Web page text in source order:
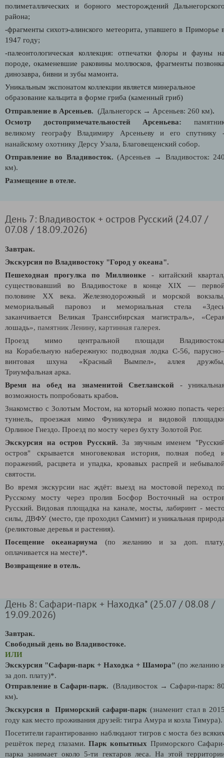
полиметаллических и борного месторождений
района;
-фрагменты сихотэ-алинского метеорита, упавшего в Приморье
1947 году;
-палеонтологическая коллекция: отпечатки флоры и фауны
породе, окаменевшие раковины моллюсков, фрагменты
динозавра, бивни и зубы мамонта.
Уникальным экспонатом коллекции является минеральное
образование кальцита в форме гриба (каменный гриб)
Отправление в Арсеньев. (Дальнегорск → Арсеньев: 260 км).
Осмотр достопримечательностей Арсеньева:
великому географу Владимиру Арсеньеву и его спутнику
нанайскому охотнику Дерсу Узала, Благовещенский собор.
Отправление во Владивосток. (Арсеньев →
Владивосток:
км).
Размещение в отеле.
День 7: Владивосток + остров Русский (24.07 /
07.08 / 18.09.2026)
Завтрак.
Экскурсия по Владивостоку "Город у океана".
Пешеходная прогулка по Миллионке
-китайский
существовавший во Владивостоке в конце XIX —
половине XX века. Железнодорожный и морской
мемориальный паровоз и мемориальная стела
заканчивается Великая Транссибирская магистраль», «
лошадь», памятник Ленину, картинная галерея.
Проезд мимо центральной площади
на Корабельную набережную: подводная лодка С-56,
винтовая шхуна «Красный Вымпел», аллея
Триумфальная арка.
Время на обед на знаменитой Светланской -
возможность попробовать крабов.
Знакомство с Золотым Мостом, на который можно попасть
туннель, проезжая мимо Фуникулера и видовой
Орлиное Гнездо. Проезд по мосту через бухту Золотой Рог.
Экскурсия на остров Русский.За звучным именем
остров" скрывается многовековая история, полная побед
поражений, расцвета и упадка, кровавых распрей и
святости.
Во время экскурсии нас ждёт: выезд на мостовой переход
Русскому мосту через пролив Босфор Восточный на
Русский. Видовая площадка на канале, мосты, лабиринт -
силы, ДВФУ (место, где проходил Саммит) и уникальная
(реликтовые деревья и растения).
Посещение океанариума (по желанию и за доп.
оплачивается на месте)*.
Возвращение в отель.
День 8: Сафари-парк + Находка* (25.07 / 08.08 /
19.09.2026)
Завтрак.
Свободный день во Владивостоке.
ИЛИ
Экскурсия "Сафари-парк + Находка + Шамора" (по желанию
за доп. плату)*.
Отправление в Сафари-парк.(Владивосток → Сафари-парк:
км).
Экскурсия в Приморский сафари-парк (знаменит стал в
году как место проживания друзей: тигра Амура и козла Тимура).
Посетители гарантированно наблюдают тигров с моста без
решёток перед глазами. Парк копытных Приморского
парка занимает около 5-ти гектаров леса. На этой